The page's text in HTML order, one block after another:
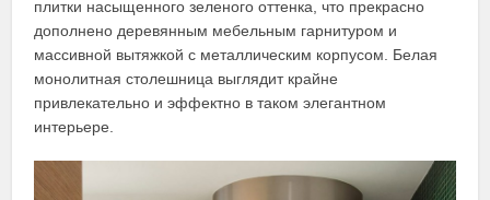
плитки насыщенного зеленого оттенка, что прекрасно
дополнено деревянным мебельным гарнитуром и
массивной вытяжкой с металлическим корпусом. Белая
монолитная столешница выглядит крайне
привлекательно и эффектно в таком элегантном
интерьере.